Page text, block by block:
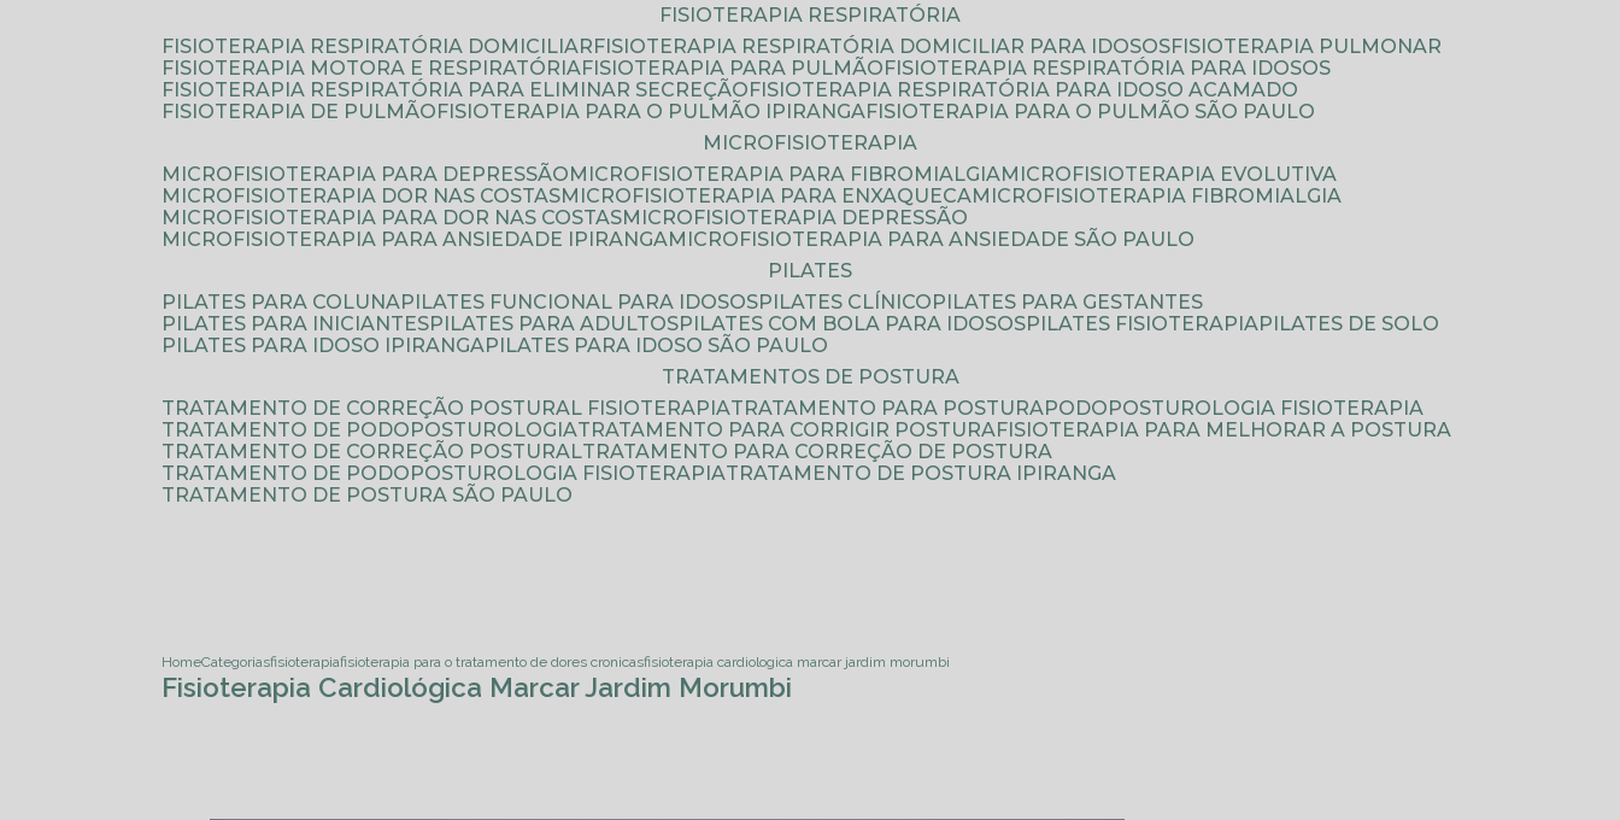
FISIOTERAPIA RESPIRATÓRIA
FISIOTERAPIA RESPIRATÓRIA DOMICILIAR
FISIOTERAPIA RESPIRATÓRIA DOMICILIAR PARA IDOSOS
FISIOTERAPIA PULMONAR
FISIOTERAPIA MOTORA E RESPIRATÓRIA
FISIOTERAPIA PARA PULMÃO
FISIOTERAPIA RESPIRATÓRIA PARA IDOSOS
FISIOTERAPIA RESPIRATÓRIA PARA ELIMINAR SECREÇÃO
FISIOTERAPIA RESPIRATÓRIA PARA IDOSO ACAMADO
FISIOTERAPIA DE PULMÃO
FISIOTERAPIA PARA O PULMÃO IPIRANGA
FISIOTERAPIA PARA O PULMÃO SÃO PAULO
MICROFISIOTERAPIA
MICROFISIOTERAPIA PARA DEPRESSÃO
MICROFISIOTERAPIA PARA FIBROMIALGIA
MICROFISIOTERAPIA EVOLUTIVA
MICROFISIOTERAPIA DOR NAS COSTAS
MICROFISIOTERAPIA PARA ENXAQUECA
MICROFISIOTERAPIA FIBROMIALGIA
MICROFISIOTERAPIA PARA DOR NAS COSTAS
MICROFISIOTERAPIA DEPRESSÃO
MICROFISIOTERAPIA PARA ANSIEDADE IPIRANGA
MICROFISIOTERAPIA PARA ANSIEDADE SÃO PAULO
PILATES
PILATES PARA COLUNA
PILATES FUNCIONAL PARA IDOSOS PILATES CLÍNICO
PILATES PARA GESTANTES
PILATES PARA INICIANTES
PILATES PARA ADULTOS PILATES COM BOLA PARA IDOSOS PILATES FISIOTERAPIA
PILATES DE SOLO
PILATES PARA IDOSO IPIRANGA
PILATES PARA IDOSO SÃO PAULO
TRATAMENTOS DE POSTURA
TRATAMENTO DE CORREÇÃO POSTURAL FISIOTERAPIA
TRATAMENTO PARA POSTURA
PODOPOSTUROLOGIA FISIOTERAPIA
TRATAMENTO DE PODOPOSTUROLOGIA
TRATAMENTO PARA CORRIGIR POSTURA
FISIOTERAPIA PARA MELHORAR A POSTURA
TRATAMENTO DE CORREÇÃO POSTURAL
TRATAMENTO PARA CORREÇÃO DE POSTURA
TRATAMENTO DE PODOPOSTUROLOGIA FISIOTERAPIA
TRATAMENTO DE POSTURA IPIRANGA
TRATAMENTO DE POSTURA SÃO PAULO
HomeCategoriasfisioterapiafisioterapia para o tratamento de dores cronicasfisioterapia cardiologica marcar jardim morumbi
Fisioterapia Cardiológica Marcar Jardim Morumbi